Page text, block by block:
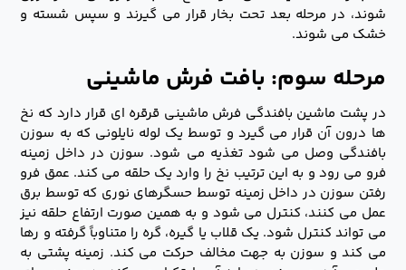
شوند، در مرحله بعد تحت بخار قرار می گیرند و سپس شسته و
خشک می شوند.
مرحله سوم: بافت فرش ماشینی
در پشت ماشین بافندگی فرش ماشینی قرقره ای قرار دارد که نخ
ها درون آن قرار می گیرد و توسط یک لوله نایلونی که به سوزن
بافندگی وصل می شود تغذیه می شود. سوزن در داخل زمینه
فرو می رود و به این ترتیب نخ را وارد یک حلقه می کند. عمق فرو
رفتن سوزن در داخل زمینه توسط حسگرهای نوری که توسط برق
عمل می کنند، کنترل می شود و به همین صورت ارتفاع حلقه نیز
می تواند کنترل شود. یک قلاب یا گیره، گره را متناوباً گرفته و رها
می کند و سوزن به جهت مخالف حرکت می کند. زمینه پشتی به